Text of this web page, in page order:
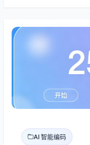
评审、视觉定稿、
最高效、标准化的原
AI 智能编码